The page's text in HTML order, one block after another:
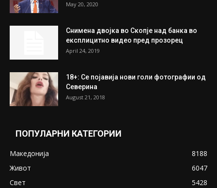
May 20, 2020
Снимена двојка во Скопје над банка во
експлицитно видео пред прозорец
April 24, 2019
18+: Се појавија нови голи фотографии од
Северина
August 21, 2018
ПОПУЛАРНИ КАТЕГОРИИ
Македонија
8188
Живот
6047
Свет
5428